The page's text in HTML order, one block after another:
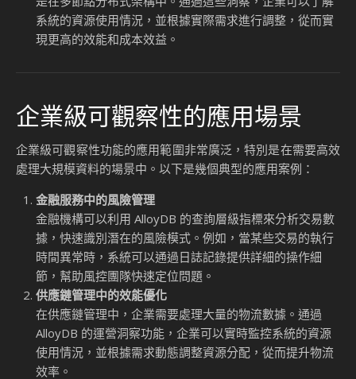
企業級可觀察性：提升
管理與效能